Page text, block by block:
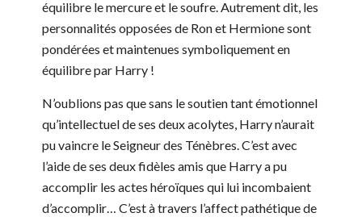
équilibre le mercure et le soufre. Autrement dit, les
personnalités opposées de Ron et Hermione sont
pondérées et maintenues symboliquement en
équilibre par Harry !
N’oublions pas que sans le soutien tant émotionnel
qu’intellectuel de ses deux acolytes, Harry n’aurait
pu vaincre le Seigneur des Ténèbres. C’est avec
l’aide de ses deux fidèles amis que Harry a pu
accomplir les actes héroïques qui lui incombaient
d’accomplir… C’est à travers l’affect pathétique de